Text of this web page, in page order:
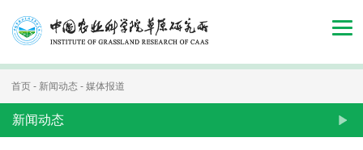
首
织
首页 - 新闻动态 - 媒体报道
新闻动态